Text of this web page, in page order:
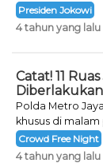
khusus untuk
tahun.
Presiden Jokowi
4 tahun yang lalu
Catat! 11
Polda Metro
khusus di
Crowd Free
Crowd Free Night
4 tahun yang lalu